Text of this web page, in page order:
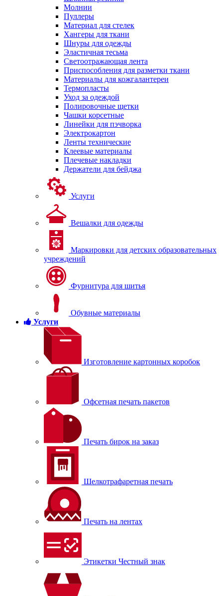
Молнии
Пуллеры
Материал для стелек
Хангеры для ткани
Шнуры для одежды
Эластичная тесьма
Светоотражающая лента
Приспособления для разметки ткани
Материалы для кожгалантереи
Термопласты
Уход за одеждой
Полировочные щетки
Чашки корсетные
Линейки для пэчворка
Электрокартон
Ленты технические
Клеевые материалы
Плечевые накладки
Держатели для бейджа
Услуги
Вешалки для одежды
Маркировки для детских образовательных
учреждений
Фурнитура для шитья
Обувные материалы
Услуги
Изготовление картонных коробок
Офсетная печать пакетов
Печать бирок на заказ
Шелкотрафаретная печать
Печать на лентах
Этикетки Честный знак